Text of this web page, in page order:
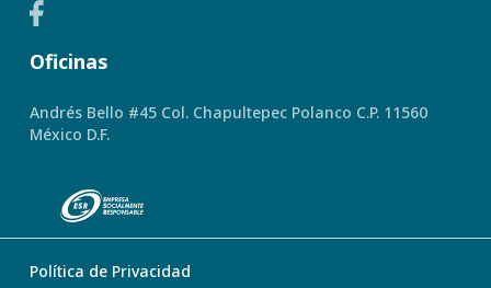
Oficinas
Andrés Bello #45 Col. Chapultepec Polanco C.P. 11560
México D.F.
Política de Privacidad